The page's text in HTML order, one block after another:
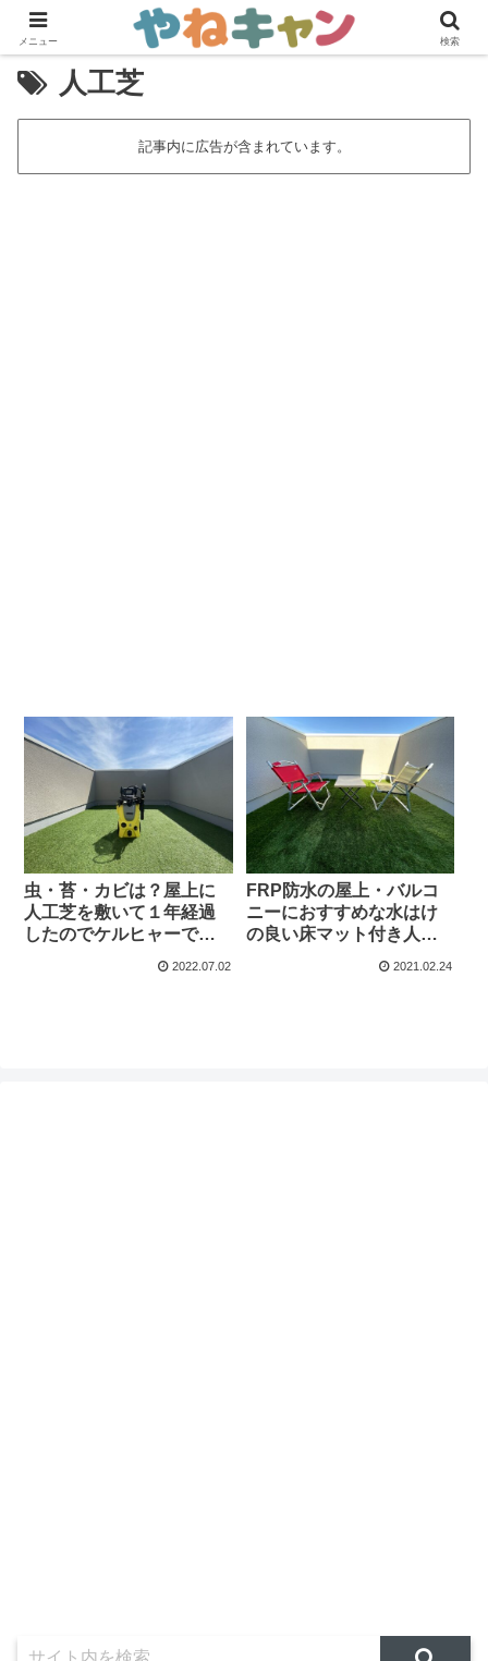
人工芝
記事内に広告が含まれています。
虫・苔・カビは？屋上に
人工芝を敷いて１年経過
したのでケルヒャーで掃
2022.07.02
FRP防水の屋上・バルコ
ニーにおすすめな水はけ
の良い床マット付き人工
2021.02.24
メニュー 検索